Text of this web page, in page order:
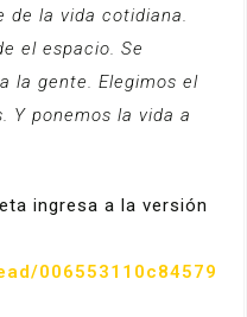
de la vida cotidiana.
el espacio. Se
la gente. Elegimos el
Y ponemos la vida a
ingresa a la versión
006553110c84579